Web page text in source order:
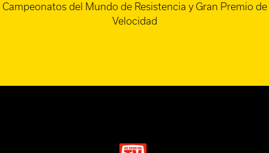
Campeonatos del Mundo de Resistencia y Gran Premio de
Velocidad